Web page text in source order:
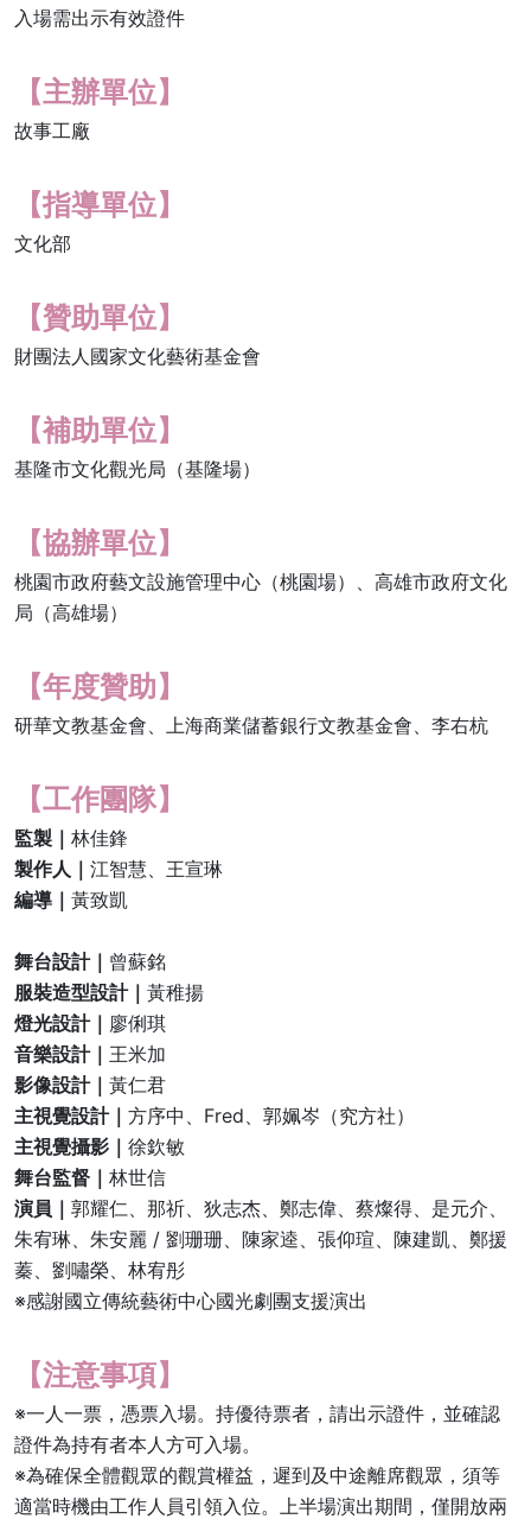
入場需出示有效證件
【主辦單位】
故事工廠
【指導單位】
文化部
【贊助單位】
財團法人國家文化藝術基金會
【補助單位】
基隆市文化觀光局（基隆場）
【協辦單位】
桃園市政府藝文設施管理中心（桃園場）、高雄市政府文化
局（高雄場）
【年度贊助】
研華文教基金會、上海商業儲蓄銀行文教基金會、李右杭
【工作團隊】
監製｜ 林佳鋒
製作人｜ 江智慧、王宣琳
編導｜ 黃致凱
舞台設計｜ 曾蘇銘
服裝造型設計｜ 黃稚揚
燈光設計｜ 廖俐琪
音樂設計｜ 王米加
影像設計｜ 黃仁君
主視覺設計｜ 方序中、Fred、郭姵岑（究方社）
主視覺攝影｜ 徐欽敏
舞台監督｜ 林世信
演員｜ 郭耀仁、那祈、狄志杰、鄭志偉、蔡燦得、是元介、
朱宥琳、朱安麗 / 劉珊珊、陳家逵、張仰瑄、陳建凱、鄭援
蓁、劉嘯榮、林宥彤
※感謝國立傳統藝術中心國光劇團支援演出
【注意事項】
※一人一票，憑票入場。持優待票者，請出示證件，並確認
證件為持有者本人方可入場。
※為確保全體觀眾的觀賞權益，遲到及中途離席觀眾，須等
適當時機由工作人員引領入位。上半場演出期間，僅開放兩